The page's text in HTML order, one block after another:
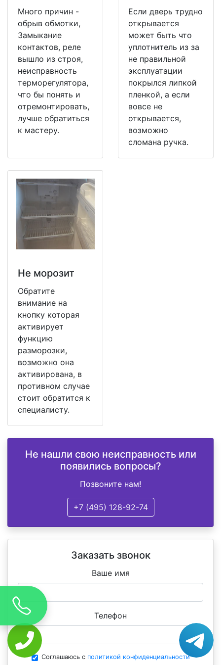
Много причин -
обрыв обмотки,
Замыкание
контактов, реле
вышло из строя,
неисправность
терморегулятора,
что бы понять и
отремонтировать,
лучше обратиться
к мастеру.
Если дверь трудно
открывается
может быть что
уплотнитель из за
не правильной
эксплуатации
покрылся липкой
пленкой, а если
вовсе не
открывается,
возможно
сломана ручка.
Не морозит
Обратите
внимание на
кнопку которая
активирует
функцию
разморозки,
возможно она
активирована, в
противном случае
стоит обратится к
специалисту.
Не нашли свою неисправность или
появились вопросы?
Позвоните нам!
+7 (495) 128-92-74
Заказать звонок
Ваше имя
Телефон
Соглашаюсь с политикой конфиденциальности